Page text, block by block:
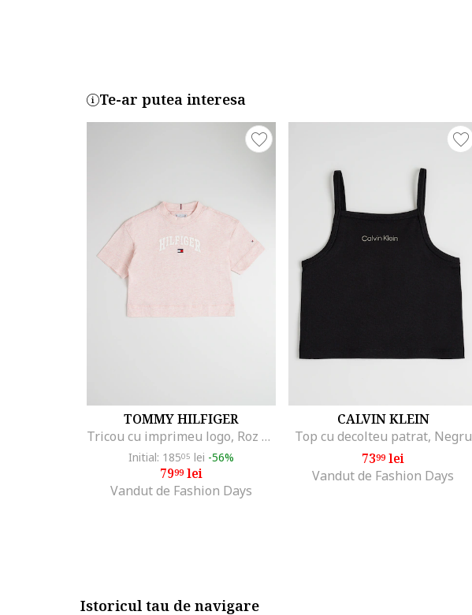
Te-ar putea interesa
TOMMY HILFIGER
Tricou cu imprimeu logo, Roz melange
Initial: 18505 lei -56%
7999lei
Vandut de Fashion Days
CALVIN KLEIN
Top cu decolteu patrat, Negru
7399lei
Vandut de Fashion Days
Istoricul tau de navigare